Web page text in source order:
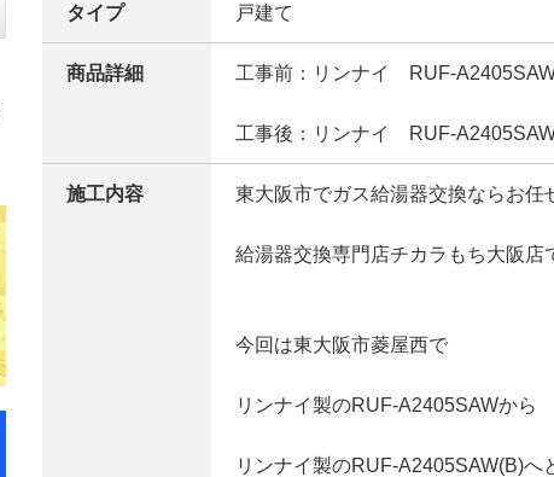
タイプ 戸建て
商品詳細 工事前：リンナイ RUF-
工事後：リンナイ RUF-
施工内容 東大阪市でガス給湯器交換ならお任
給湯器交換専門店チカラもち大阪店
今回は東大阪市菱屋西で
リンナイ製のRUF-A2405SAWから
リンナイ製のRUF-A2405SAW(B)へ